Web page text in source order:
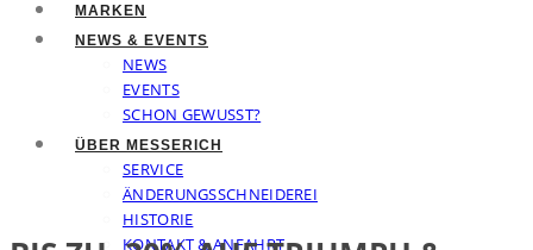
MARKEN
NEWS & EVENTS
NEWS
EVENTS
SCHON GEWUSST?
ÜBER MESSERICH
SERVICE
ÄNDERUNGSSCHNEIDEREI
HISTORIE
KONTAKT & ANFAHRT